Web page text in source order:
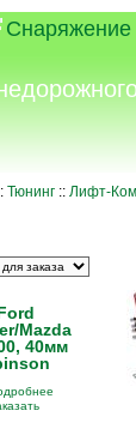
Снаряжение
Тюнинг:: Лифт-
Mazda
40мм